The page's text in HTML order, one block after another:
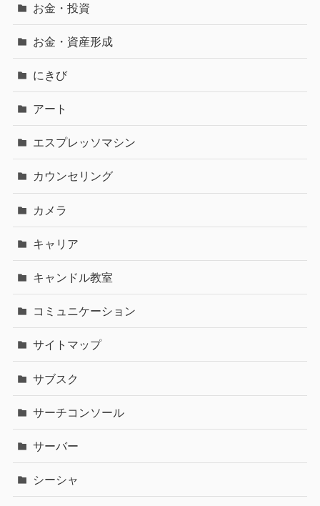
お金・投資
お金・資産形成
にきび
アート
エスプレッソマシン
カウンセリング
カメラ
キャリア
キャンドル教室
コミュニケーション
サイトマップ
サブスク
サーチコンソール
サーバー
シーシャ